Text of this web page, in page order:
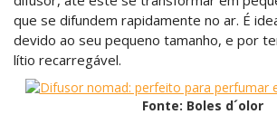
que se difundem rapidamente no ar. É
devido ao seu pequeno tamanho, e por
lítio recarregável.
Fonte: Boles d´olor